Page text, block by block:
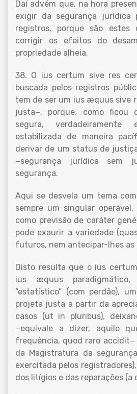
Daí advém que, na hora
exigir da segurança jurídica
registros, porque são estes
corrigir os efeitos do
propriedade alheia.
38. O ius certum sive res
buscada pelos registros
tem de ser um ius æquus sive
justa−, porque, como ficou
segura,
estabilizada de maneira
derivar de um status de
−segurança jurídica sem
segurança.
Aqui se desvela um tema
sempre um singular
como previsão de caráter
pode exaurir a variedade
futuros, nem antecipar-lhes
Disto resulta que o ius
ius æquus
“estatístico” (com perdão),
projeta justa a partir da
casos (ut in pluribus),
−equivale a dizer, aquilo
frequência, quod raro accidit−
da Magistratura da
exercitada pelos
dos litígios e das reparações (a